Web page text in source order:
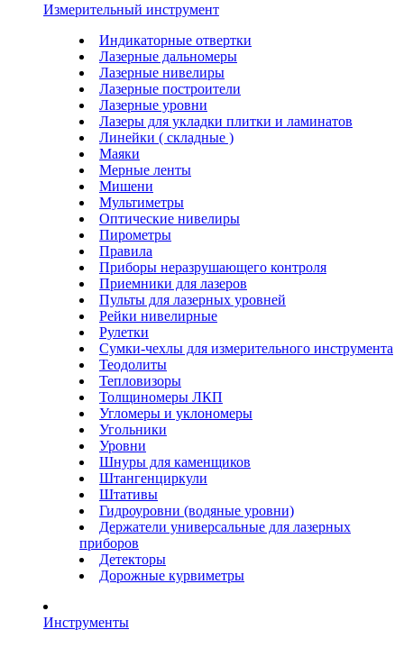
Измерительный инструмент
Индикаторные отвертки
Лазерные дальномеры
Лазерные нивелиры
Лазерные построители
Лазерные уровни
Лазеры для укладки плитки и ламинатов
Линейки ( складные )
Маяки
Мерные ленты
Мишени
Мультиметры
Оптические нивелиры
Пирометры
Правила
Приборы неразрушающего контроля
Приемники для лазеров
Пульты для лазерных уровней
Рейки нивелирные
Рулетки
Сумки-чехлы для измерительного инструмента
Теодолиты
Тепловизоры
Толщиномеры ЛКП
Угломеры и уклономеры
Угольники
Уровни
Шнуры для каменщиков
Штангенциркули
Штативы
Гидроуровни (водяные уровни)
Держатели универсальные для лазерных
приборов
Детекторы
Дорожные курвиметры
Инструменты